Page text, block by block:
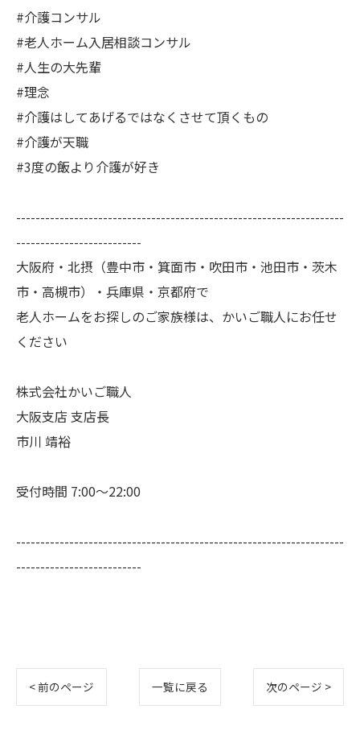
#介護コンサル
#老人ホーム入居相談コンサル
#人生の大先輩
#理念
#介護はしてあげるではなくさせて頂くもの
#介護が天職
#3度の飯より介護が好き
--------------------------------------------------------------------
--------------------------
大阪府・北摂（豊中市・箕面市・吹田市・池田市・茨木
市・高槻市）・兵庫県・京都府で
老人ホームをお探しのご家族様は、かいご職人にお任せ
ください
株式会社かいご職人
大阪支店 支店長
市川 靖裕
受付時間 7:00～22:00
--------------------------------------------------------------------
--------------------------
< 前のページ 一覧に戻る 次のページ >